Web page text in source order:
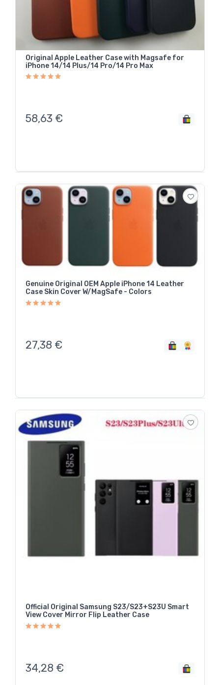
Original Apple Leather Case with Magsafe for
iPhone 14/14 Plus/14 Pro/14 Pro Max
58,63 €
Genuine Original OEM Apple iPhone 14 Leather
Case Skin Cover W/MagSafe - Colors
27,38 €
Official Original Samsung S23/S23+S23U Smart
View Cover Mirror Flip Leather Case
34,28 €